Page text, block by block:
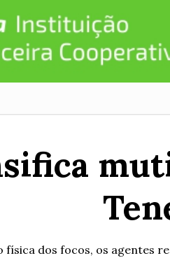
física dos focos, os agentes